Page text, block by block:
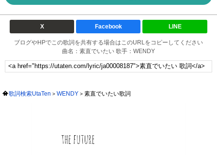
X Facebook LINE
ブログやHPでこの歌詞を共有する場合はこのURLをコピーしてください
曲名：素直でいたい 歌手：WENDY
歌詞検索UtaTen WENDY 素直でいたい歌詞